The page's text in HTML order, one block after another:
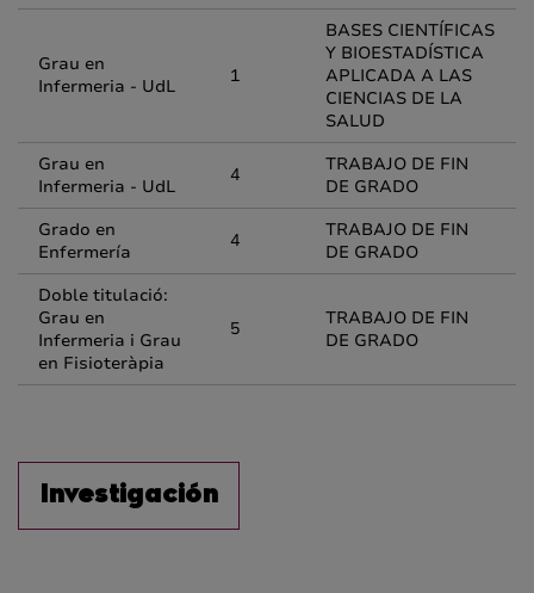
Grau en
Infermeria - UdL
1
BASES CIENTÍFICAS
Y BIOESTADÍSTICA
APLICADA A LAS
CIENCIAS DE LA
SALUD
Grau en
Infermeria - UdL
4
TRABAJO DE FIN
DE GRADO
Grado en
Enfermería
4
TRABAJO DE FIN
DE GRADO
Doble titulació:
Grau en
Infermeria i Grau
en Fisioteràpia
5
TRABAJO DE FIN
DE GRADO
Investigación